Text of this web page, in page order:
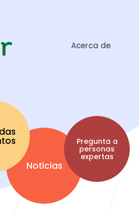
Acerca de
Noticias
Pregunta a
personas
expertas